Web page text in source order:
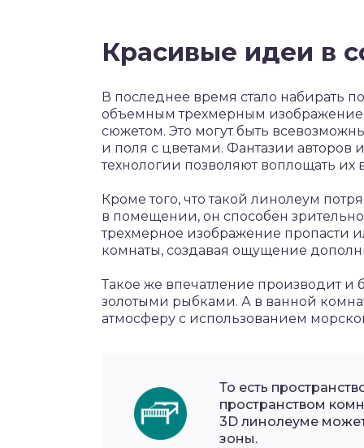
Красивые идеи в
В последнее время стало набирать
объемным трехмерным
сюжетом. Это могут быть
и поля с цветами. Фантазии
технологии позволяют воплощать их
Кроме того, что такой линолеум
в помещении, он способен
трехмерное изображение пропасти
комнаты, создавая ощущение
Такое же впечатление производит
золотыми рыбками. А в ванной
атмосферу с использованием
То есть
пространством
3D линолеуме
зоны.